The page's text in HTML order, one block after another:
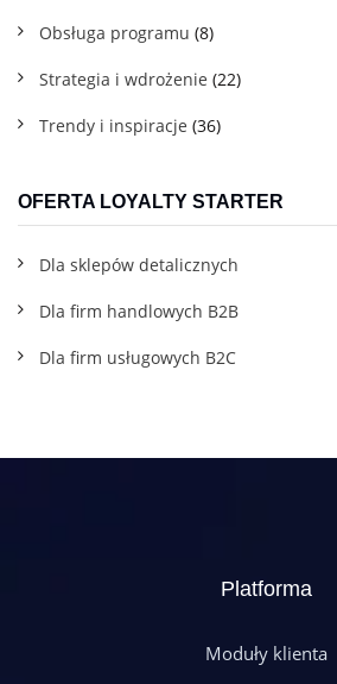
Obsługa programu (8)
Strategia i wdrożenie (22)
Trendy i inspiracje (36)
OFERTA LOYALTY STARTER
Dla sklepów detalicznych
Dla firm handlowych B2B
Dla firm usługowych B2C
Platforma
Moduły klienta